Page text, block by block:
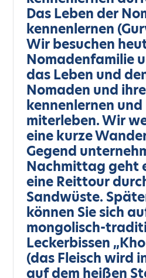
Das Leben der
kennenlernen
Wir besuchen
Nomadenfamilie
das Leben und
Nomaden und
kennenlernen
miterleben. Wir
eine kurze
Gegend
Nachmittag geht
eine Reittour
Sandwüste.
können Sie sich
mongolisch-
Leckerbissen
(das Fleisch wird
auf dem heißen